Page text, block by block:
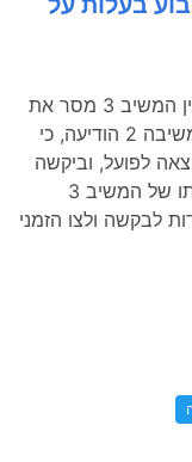
המרצת פתיחה לקבוע בעלות על מיטלטלין המשיב 3 מסר את
הסכמתו לבקשה באמצעות המבקשת. המשיבה 2 הודיעה, כי
לפועל, וביקשה
למחוק אותה מן ההליך. המשיבה 1, גרושתו של המשיב 3
לבקשה ולצו הזמני